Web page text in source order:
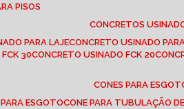
PISOS
CONCRETOS
PARA LAJE CONCRETO USINADO
FCK 30 CONCRETO USINADO FCK 20
CONES PARA
PARA ESGOTO CONE PARA TUBULAÇÃO